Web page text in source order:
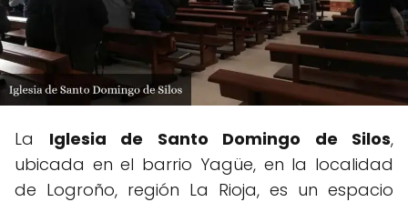
La Iglesia de Santo Domingo de Silos,
ubicada en el barrio Yagüe, en la localidad
de Logroño, región La Rioja, es un espacio